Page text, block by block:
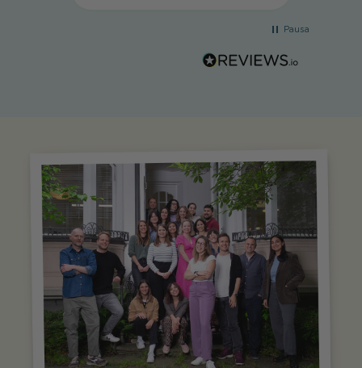
Pausa